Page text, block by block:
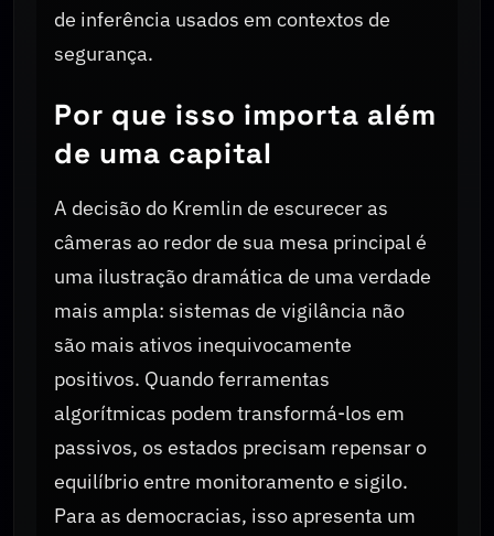
de inferência usados em contextos de
segurança.
Por que isso importa além
de uma capital
A decisão do Kremlin de escurecer as
câmeras ao redor de sua mesa principal é
uma ilustração dramática de uma verdade
mais ampla: sistemas de vigilância não
são mais ativos inequivocamente
positivos. Quando ferramentas
algorítmicas podem transformá-los em
passivos, os estados precisam repensar o
equilíbrio entre monitoramento e sigilo.
Para as democracias, isso apresenta um